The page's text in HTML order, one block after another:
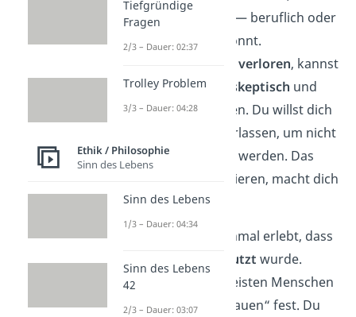
ihr eure Beziehung — beruflich oder
privat– aufbauen könnt.
verloren, kannst
du zusätzlich auch
skeptisch und
argwöhnischwerden. Du willst dich
auf keinen mehr verlassen, um nicht
nochmal verletzt zu werden. Das
kann zwar funktionieren, macht dich
aber aucheinsam
Fast jeder hat schon einmal erlebt, dass
sein Vertrauen
ausgenutzt wurde.
Trotzdem halten die meisten Menschen
an dem
Konzept„Vertrauen“ fest. Du
Tiefgründige
Fragen
2/3 – Dauer: 02:37
Trolley Problem
3/3 – Dauer: 04:28
Ethik / Philosophie
Sinn des Lebens
Sinn des Lebens
1/3 – Dauer: 04:34
Sinn des Lebens
42
2/3 – Dauer: 03:07